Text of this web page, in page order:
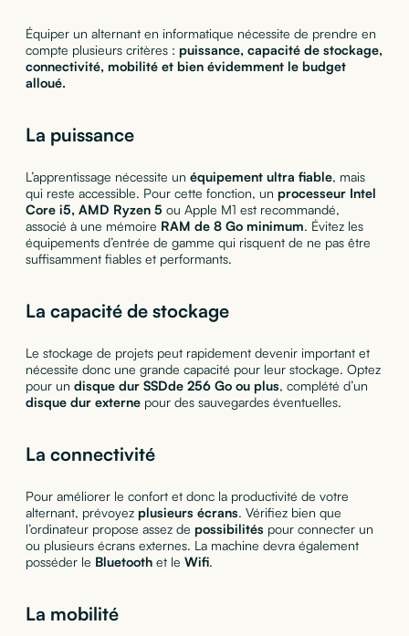
Équiper un alternant en informatique nécessite de prendre en
compte plusieurs critères : puissance, capacité de stockage,
connectivité, mobilité et bien évidemment le budget
alloué.
La puissance
L’apprentissage nécessite un équipement ultra fiable, mais
qui reste accessible. Pour cette fonction, un processeur Intel
Core i5, AMD Ryzen 5 ou Apple M1 est recommandé,
associé à une mémoire RAM de 8 Go minimum. Évitez les
équipements d’entrée de gamme qui risquent de ne pas être
suffisamment fiables et performants.
La capacité de stockage
Le stockage de projets peut rapidement devenir important et
nécessite donc une grande capacité pour leur stockage. Optez
pour un disque dur SSDde 256 Go ou plus, complété d’un
disque dur externepour des sauvegardes éventuelles.
La connectivité
Pour améliorer le confort et donc la productivité de votre
alternant, prévoyez plusieurs écrans. Vérifiez bien que
l’ordinateur propose assez de possibilités pour connecter un
ou plusieurs écrans externes. La machine devra également
posséder le Bluetoothet le Wifi.
La mobilité